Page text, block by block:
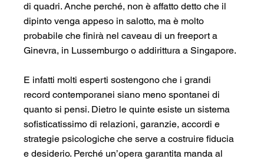
di quadri. Anche perché, non è affatto detto che il
dipinto venga appeso in salotto, ma è molto
probabile che finirà nel caveau di un freeport a
Ginevra, in Lussemburgo o addirittura a Singapore.
E infatti molti esperti sostengono che i grandi
record contemporanei siano meno spontanei di
quanto si pensi. Dietro le quinte esiste un sistema
sofisticatissimo di relazioni, garanzie, accordi e
strategie psicologiche che serve a costruire fiducia
e desiderio. Perché un’opera garantita manda al